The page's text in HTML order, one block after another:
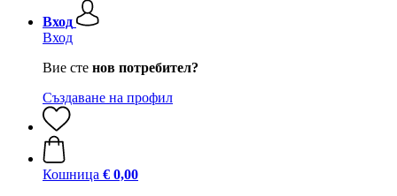
Вход
Вход
Вие сте нов потребител?
Създаване на профил
Кошница € 0,00